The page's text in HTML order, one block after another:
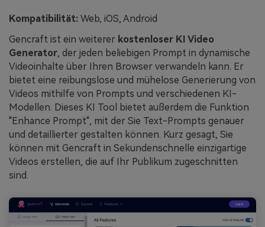
Kompatibilität: Web, iOS, Android
Gencraft ist ein weiterer kostenloser KI Video
Generator, der jeden beliebigen Prompt in dynamische
Videoinhalte über Ihren Browser verwandeln kann. Er
bietet eine reibungslose und mühelose Generierung von
Videos mithilfe von Prompts und verschiedenen KI-
Modellen. Dieses KI Tool bietet außerdem die Funktion
"Enhance Prompt", mit der Sie Text-Prompts genauer
und detaillierter gestalten können. Kurz gesagt, Sie
können mit Gencraft in Sekundenschnelle einzigartige
Videos erstellen, die auf Ihr Publikum zugeschnitten
sind.